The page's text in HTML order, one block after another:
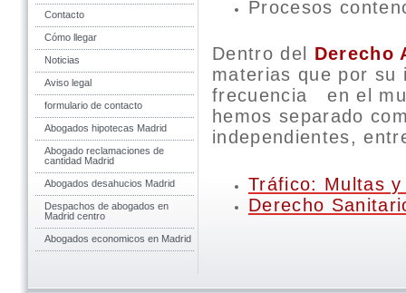
Contacto
Cómo llegar
Noticias
Aviso legal
formulario de contacto
Abogados hipotecas Madrid
Abogado reclamaciones de
cantidad Madrid
Abogados desahucios Madrid
Despachos de abogados en
Madrid centro
Abogados economicos en Madrid
Procesos
Dentro del Derecho
materias que por su
frecuencia en el
hemos separado
independientes,
Tráfico: Multas
Derecho